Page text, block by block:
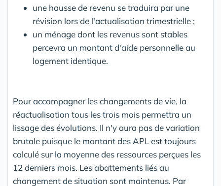
une hausse de revenu se traduira par une
révision lors de l'actualisation trimestrielle ;
un ménage dont les revenus sont stables
percevra un montant d'aide personnelle au
logement identique.
Pour accompagner les changements de vie, la
réactualisation tous les trois mois permettra un
lissage des évolutions. Il n'y aura pas de variation
brutale puisque le montant des APL est toujours
calculé sur la moyenne des ressources perçues les
12 derniers mois. Les abattements liés au
changement de situation sont maintenus. Par